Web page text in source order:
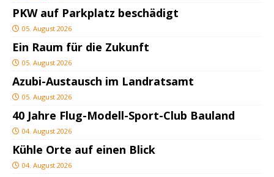
PKW auf Parkplatz beschädigt
05. August 2026
Ein Raum für die Zukunft
05. August 2026
Azubi-Austausch im Landratsamt
05. August 2026
40 Jahre Flug-Modell-Sport-Club Bauland
04. August 2026
Kühle Orte auf einen Blick
04. August 2026